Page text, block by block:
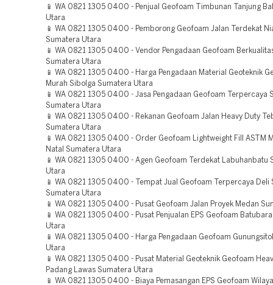
📱 WA 0821 1305 0400 - Penjual Geofoam Timbunan Tanjung
Utara
📱 WA 0821 1305 0400 - Pemborong Geofoam Jalan Terdekat
Sumatera Utara
📱 WA 0821 1305 0400 - Vendor Pengadaan Geofoam
Sumatera Utara
📱 WA 0821 1305 0400 - Harga Pengadaan Material Geoteknik
Murah Sibolga Sumatera Utara
📱 WA 0821 1305 0400 - Jasa Pengadaan Geofoam Terpercaya
Sumatera Utara
📱 WA 0821 1305 0400 - Rekanan Geofoam Jalan Heavy Duty
Sumatera Utara
📱 WA 0821 1305 0400 - Order Geofoam Lightweight Fill ASTM
Natal Sumatera Utara
📱 WA 0821 1305 0400 - Agen Geofoam Terdekat Labuhanbatu
Utara
📱 WA 0821 1305 0400 - Tempat Jual Geofoam Terpercaya Deli
Sumatera Utara
📱 WA 0821 1305 0400 - Pusat Geofoam Jalan Proyek Medan
📱 WA 0821 1305 0400 - Pusat Penjualan EPS Geofoam
Utara
📱 WA 0821 1305 0400 - Harga Pengadaan Geofoam
Utara
📱 WA 0821 1305 0400 - Pusat Material Geoteknik Geofoam
Padang Lawas Sumatera Utara
📱 WA 0821 1305 0400 - Biaya Pemasangan EPS Geofoam